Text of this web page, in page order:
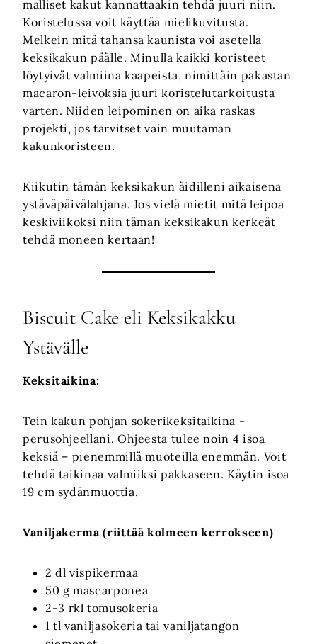
malliset kakut kannattaakin tehdä juuri niin.
Koristelussa voit käyttää mielikuvitusta.
Melkein mitä tahansa kaunista voi asetella
keksikakun päälle. Minulla kaikki koristeet
löytyivät valmiina kaapeista, nimittäin pakastan
macaron-leivoksia juuri koristelutarkoitusta
varten. Niiden leipominen on aika raskas
projekti, jos tarvitset vain muutaman
kakunkoristeen.
Kiikutin tämän keksikakun äidilleni aikaisena
ystäväpäivälahjana. Jos vielä mietit mitä leipoa
keskiviikoksi niin tämän keksikakun kerkeät
tehdä moneen kertaan!
Biscuit Cake eli Keksikakku
Ystävälle
Keksitaikina:
Tein kakun pohjan sokerikeksitaikina -
perusohjeellani . Ohjeesta tulee noin 4 isoa
keksiä – pienemmillä muoteilla enemmän. Voit
tehdä taikinaa valmiiksi pakkaseen. Käytin isoa
19 cm sydänmuottia.
Vaniljakerma (riittää kolmeen kerrokseen)
2 dl vispikermaa
50 g mascarponea
2-3 rkl tomusokeria
1 tl vaniljasokeria tai vaniljatangon